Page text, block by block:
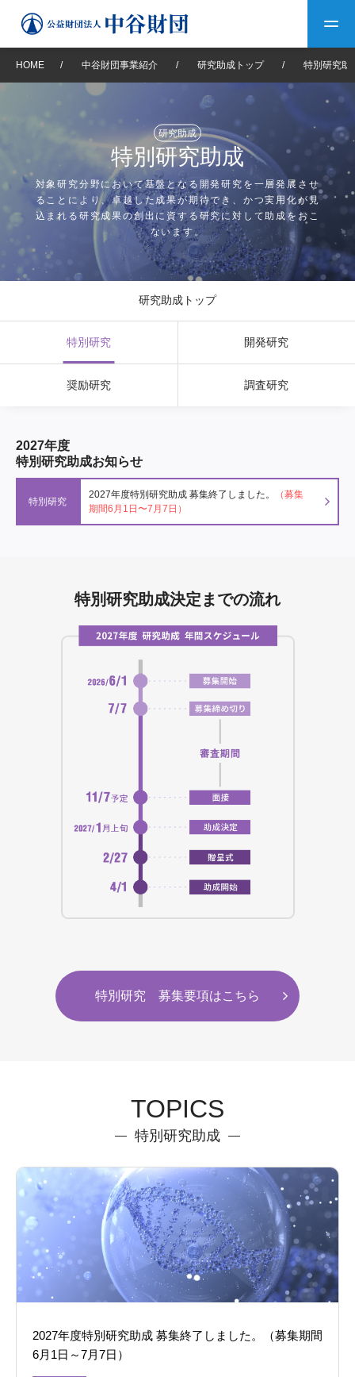
中谷財団について
中谷財団について 理事長挨拶
設立趣意書 財団概要
沿革 40年史デジタルブック
中谷財団40年史
中谷財団事業紹介
中谷財団事業紹介 中谷賞
神戸賞 長期大型研究助成
研究助成 交流助成
科学教育振興助成・
次世代理系人材育成プ
ログラム助成
中谷財団動画紹介
その他情報
その他情報
個人情報保護に関する
サイトマップ
HOME / 中谷財団事業紹介 / 研究助成トップ / 特別研究助
研究助成
特別研究助成
対象研究分野において基盤となる開発研究を一層発展させ
ることにより、卓越した成果が期待でき、かつ実用化が見
込まれる研究成果の創出に資する研究に対して助成をおこ
ないます。
研究助成トップ
特別研究 開発研究
奨励研究 調査研究
2027年度
特別研究助成お知らせ
特別研究
2027年度特別研究助成 募集終了しました。
（募集
期間6月1日〜7月7日）
特別研究助成決定までの流れ
特別研究 募集要項はこちら
TOPICS
特別研究助成
2027年度特別研究助成 募集終了しました。（募集期間
6月1日～7月7日）